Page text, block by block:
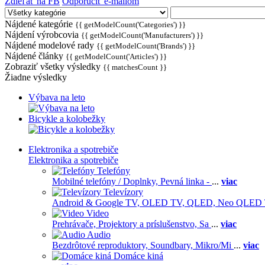
Nájdené kategórie {{ getModelCount('Categories') }}
Nájdení výrobcovia {{ getModelCount('Manufacturers') }}
Nájdené modelové rady {{ getModelCount('Brands') }}
Nájdené články {{ getModelCount('Articles') }}
Zobraziť všetky výsledky {{ matchesCount }}
Žiadne výsledky
Výbava na leto
Bicykle a kolobežky
Elektronika a spotrebiče
Elektronika a spotrebiče
Telefóny
Mobilné telefóny / Doplnky, Pevná linka - ... viac
Televízory
Android & Google TV, OLED TV, QLED, Neo QLED
Video
Prehrávače, Projektory a príslušenstvo, Sa ... viac
Audio
Bezdrôtové reproduktory, Soundbary, Mikro/Mi ... viac
Domáce kiná